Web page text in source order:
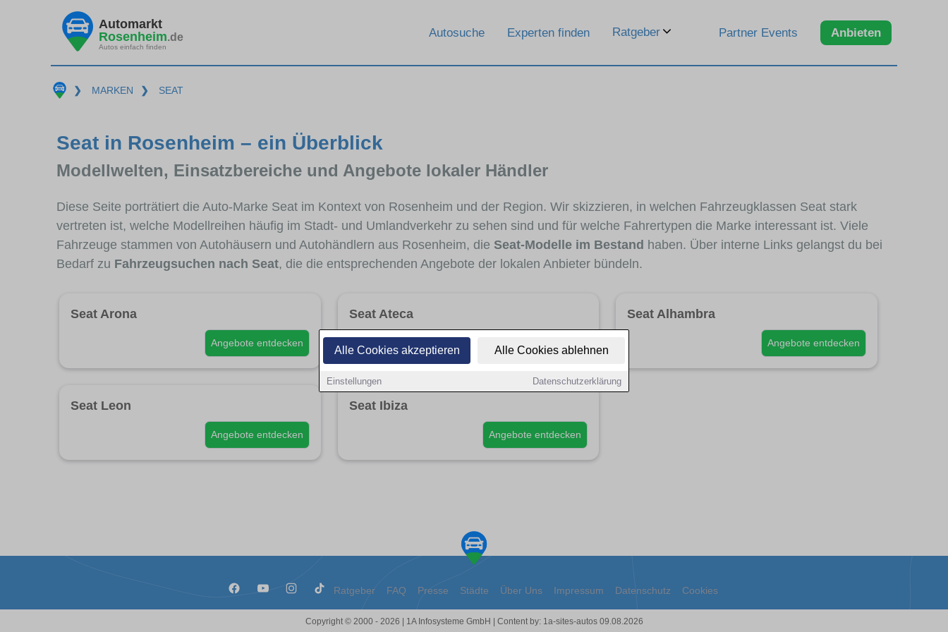
Alle Cookies akzeptieren Alle Cookies ablehnen
Einstellungen Datenschutzerklärung
Automarkt
Rosenheim.de
Autos einfach finden
Autosuche Experten finden Ratgeber Partner Events Anbieten
❯ MARKEN ❯ SEAT
Seat in Rosenheim – ein Überblick
Modellwelten, Einsatzbereiche und Angebote lokaler Händler
Diese Seite porträtiert die Auto-Marke Seat im Kontext von Rosenheim und der Region. Wir skizzieren, in welchen Fahrzeugklassen Seat stark
vertreten ist, welche Modellreihen häufig im Stadt- und Umlandverkehr zu sehen sind und für welche Fahrertypen die Marke interessant ist. Viele
Fahrzeuge stammen von Autohäusern und Autohändlern aus Rosenheim, die Seat-Modelle im Bestand haben. Über interne Links gelangst du bei
Bedarf zu Fahrzeugsuchen nach Seat, die die entsprechenden Angebote der lokalen Anbieter bündeln.
Seat Arona
Angebote entdecken
Seat Ateca Seat Alhambra
Angebote entdecken
Seat Leon
Angebote entdecken
Seat Ibiza
Angebote entdecken
Ratgeber FAQ Presse Städte Über Uns Impressum Datenschutz Cookies
Copyright © 2000 - 2026 | 1A Infosysteme GmbH | Content by: 1a-sites-autos 09.08.2026